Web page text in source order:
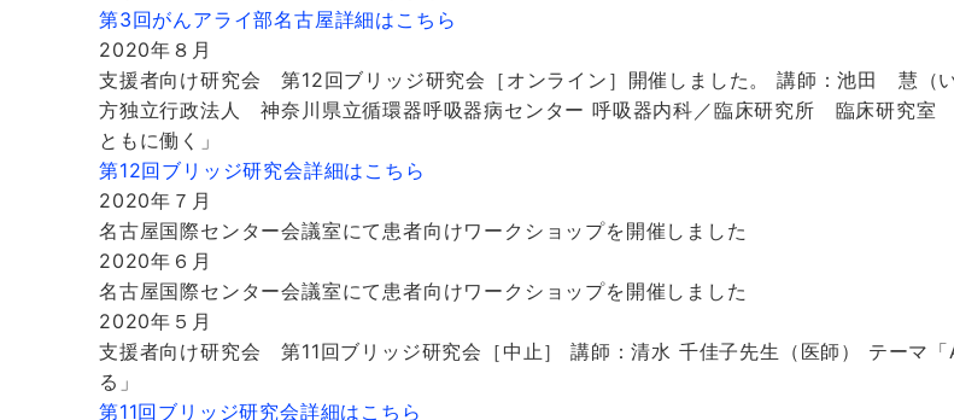
第3回がんアライ部名古屋詳細はこちら
2020年８月
支援者向け研究会 第12回ブリッジ研究会［オンライン］開催しました。 講師：池田 慧（
方独立行政法人 神奈川県立循環器呼吸器病センター 呼吸器内科／臨床研究所 臨床研究室
ともに働く」
第12回ブリッジ研究会詳細はこちら
2020年７月
名古屋国際センター会議室にて患者向けワークショップを開催しました
2020年６月
名古屋国際センター会議室にて患者向けワークショップを開催しました
2020年５月
支援者向け研究会 第11回ブリッジ研究会［中止］ 講師：清水 千佳子先生（医師） テーマ「
る」
第11回ブリッジ研究会詳細はこちら